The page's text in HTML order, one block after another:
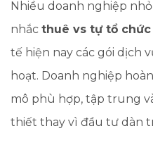
Nhiều doanh nghiệp
nhắc thuê vs tự tổ
tế hiện nay các gói dịch
hoạt. Doanh nghiệp
mô phù hợp, tập trung
thiết thay vì đầu tư dàn